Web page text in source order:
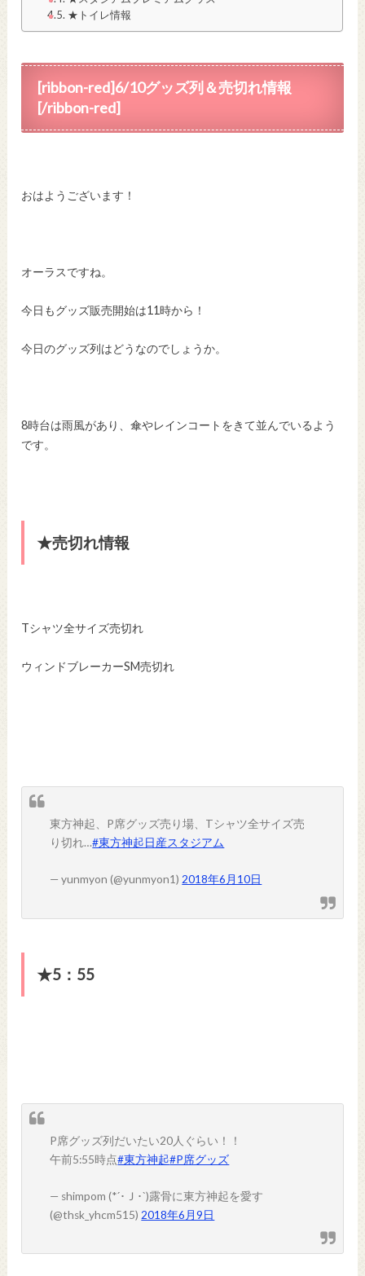
★トイレ情報
[ribbon-red]6/10グッズ列＆売切れ情報
[/ribbon-red]
おはようございます！
オーラスですね。
今日もグッズ販売開始は11時から！
今日のグッズ列はどうなのでしょうか。
8時台は雨風があり、傘やレインコートをきて並んでいるよう
です。
★売切れ情報
Tシャツ全サイズ売切れ
ウィンドブレーカーSM売切れ
東方神起、P席グッズ売り場、Tシャツ全サイズ売
り切れ…#東方神起日産スタジアム
— yunmyon (@yunmyon1) 2018年6月10日
★5：55
P席グッズ列だいたい20人ぐらい！！
午前5:55時点#東方神起#P席グッズ
— shimpom (*´･Ｊ･`)露骨に東方神起を愛す
(@thsk_yhcm515) 2018年6月9日